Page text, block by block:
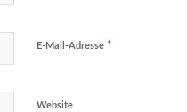
E-Mail-Adresse *
Website